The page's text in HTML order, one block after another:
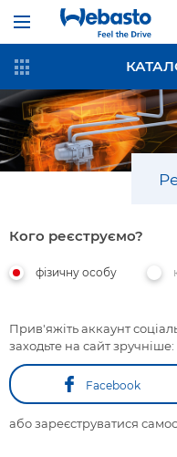
Кого реєструємо?
фізичну особу
Прив'яжіть аккаунт
заходьте на сайт зручніше:
Facebook
або зареєструватися